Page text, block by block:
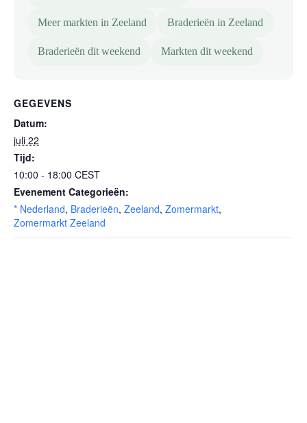
Meer markten in Zeeland Braderieën in Zeeland
Braderieën dit weekend Markten dit weekend
GEGEVENS
Datum:
juli 22
Tijd:
10:00 - 18:00 CEST
Evenement Categorieën:
* Nederland, Braderieën, Zeeland, Zomermarkt,
Zomermarkt Zeeland